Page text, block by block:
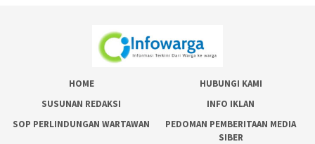
HOME
HUBUNGI KAMI
SUSUNAN REDAKSI
INFO IKLAN
SOP PERLINDUNGAN WARTAWAN
PEDOMAN PEMBERITAAN MEDIA
SIBER